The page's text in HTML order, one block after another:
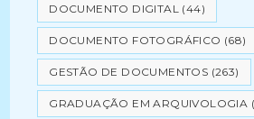
DOCUMENTO DIGITAL (44)
DOCUMENTO FOTOGRÁFICO (68)
GESTÃO DE DOCUMENTOS (263)
GRADUAÇÃO EM ARQUIVOLOGIA